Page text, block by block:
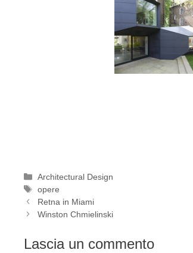
Categorie
Architectural Design
Tag
opere
Retna in Miami
Winston Chmielinski
Lascia un commento